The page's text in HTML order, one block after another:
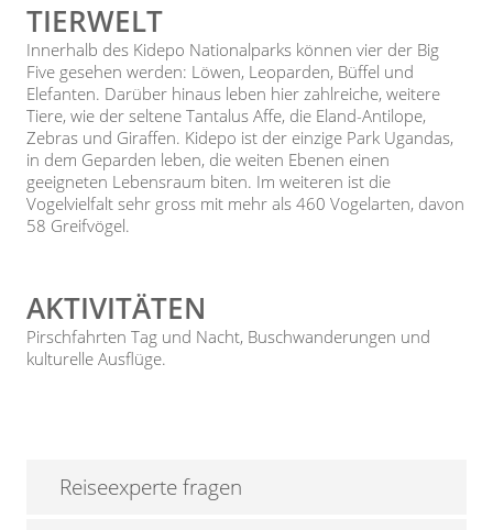
TIERWELT
Innerhalb des Kidepo Nationalparks können vier der Big
Five gesehen werden: Löwen, Leoparden, Büffel und
Elefanten. Darüber hinaus leben hier zahlreiche, weitere
Tiere, wie der seltene Tantalus Affe, die Eland-Antilope,
Zebras und Giraffen. Kidepo ist der einzige Park Ugandas,
in dem Geparden leben, die weiten Ebenen einen
geeigneten Lebensraum biten. Im weiteren ist die
Vogelvielfalt sehr gross mit mehr als 460 Vogelarten, davon
58 Greifvögel.
AKTIVITÄTEN
Pirschfahrten Tag und Nacht, Buschwanderungen und
kulturelle Ausflüge.
Reiseexperte fragen